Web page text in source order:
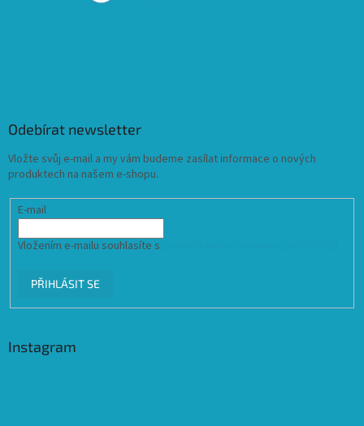
Odebírat newsletter
Vložte svůj e-mail a my vám budeme zasílat informace o nových
produktech na našem e-shopu.
E-mail
Vložením e-mailu souhlasíte s
PŘIHLÁSIT SE
Instagram